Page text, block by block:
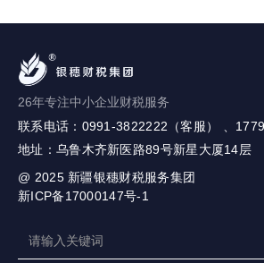
26年专注中小企业财税服务
联系电话：0991-3822222（客服） 、
地址：乌鲁木齐新医路89号新星大厦14层
@ 2025 新疆银穗财税服务集团
新ICP备17000147号-1